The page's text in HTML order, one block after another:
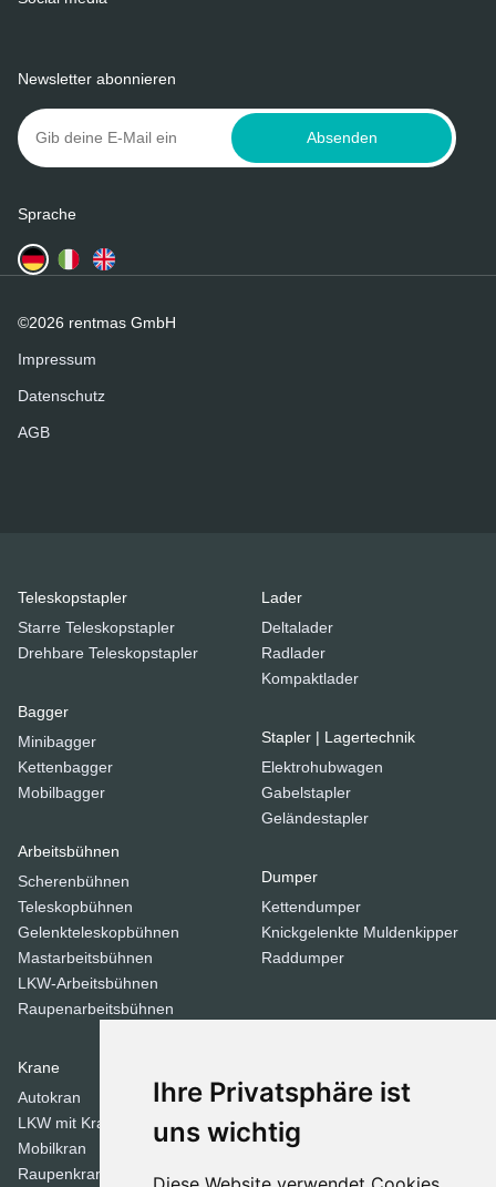
Ihre Privatsphäre ist
uns wichtig
Newsletter abonnieren
Absenden
Sprache
Teleskopstapler
Starre Teleskopstapler
Drehbare Teleskopstapler
Bagger
Minibagger
Kettenbagger
Mobilbagger
Arbeitsbühnen
Scherenbühnen
Teleskopbühnen
Gelenkteleskopbühnen
Mastarbeitsbühnen
LKW-Arbeitsbühnen
Raupenarbeitsbühnen
Lader
Deltalader
Radlader
Kompaktlader
Stapler | Lagertechnik
Elektrohubwagen
Gabelstapler
Geländestapler
Dumper
Kettendumper
Knickgelenkte Muldenkipper
Raddumper
Krane
Autokran
LKW mit Kran
Mobilkran
Raupenkran
Stampfer
Tandemwalzen
Walzen
©2026 rentmas GmbH
Impressum
Datenschutz
AGB